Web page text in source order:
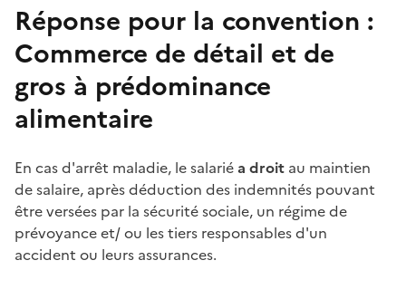
Réponse pour la convention :
Commerce de détail et de
gros à prédominance
alimentaire
En cas d'arrêt maladie, le salariéa droit au maintien
de salaire, après déduction des indemnités pouvant
être versées par la sécurité sociale, un régime de
prévoyance et/ ou les tiers responsables d'un
accident ou leurs assurances.